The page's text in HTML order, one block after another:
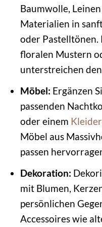
Baumwolle,
Materialien in
oder Pastelltönen.
floralen Mustern
unterstreichen
Möbel: Ergänzen
passenden
oder einem
Möbel aus
passen
Dekoration:
mit Blumen,
persönlichen
Accessoires wie